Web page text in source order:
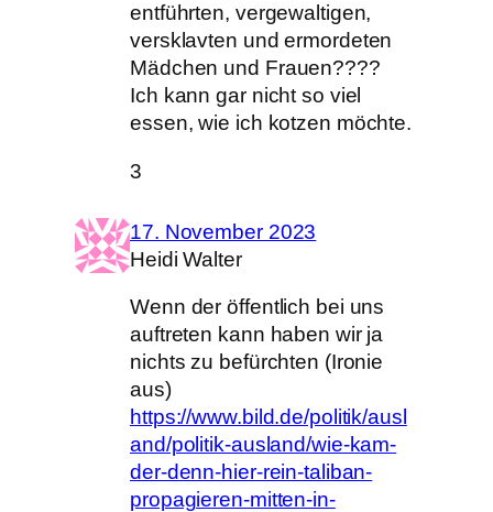
entführten, vergewaltigen,
versklavten und ermordeten
Mädchen und Frauen????
Ich kann gar nicht so viel
essen, wie ich kotzen möchte.
3
17. November 2023
Heidi Walter
Wenn der öffentlich bei uns
auftreten kann haben wir ja
nichts zu befürchten (Ironie
aus)
https://www.bild.de/politik/ausl
and/politik-ausland/wie-kam-
der-denn-hier-rein-taliban-
propagieren-mitten-in-